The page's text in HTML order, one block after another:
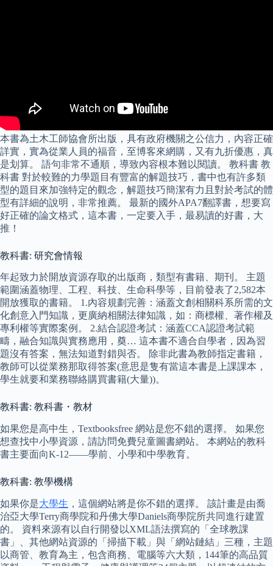
本書為土木工師協會所出版，具有政府機關之公信力，內容正確
詳實，實為從業人員的福音，至博客來網購，又有九折優惠，真
是划算。 語句非常不通順，導致內容根本難以閱讀。 教科書 教
科書 對於較難的力學題目有豐富的解題技巧，書中也有許多類
型的題目來加強特定的觀念，解題技巧簡潔有力且對於考試的體
型有詳細的說明，非常推薦。 最新的國外APA7翻譯書，想要寫
好正確的論文格式，這本書，一定要入手，最易讀的好書，大
推！
教科書: 研究會情報
年起致力於開放資源存取的出版商，類型有書籍、期刊。 主題
範圍涵蓋物理、工程、科技、生命科學等，目前發表了2,582本
開放獲取的書籍。 1.內容規劃完善：涵蓋文創相關科系所需的文
化創意入門知識，更廣納相關法律知識，如：商標權、著作權及
專利權等實際案例。 2.結合認證考試：涵蓋CCA認證考試範
疇，融合知識與實務應用，奠… 這本書不適合自學者，因為習
題沒有答案，無法知道對錯與否。 除非此書為教師指定書籍，
教師可以從業務那取得答案(意思是隻有當這本書是上課課本，
學生就要和業務聯絡購買書籍(大量))。
教科書: 教科書・教材
如果您是高中生，Textbooksfree 網站是您不錯的選擇。 如果您
想查找中小學資源，請訪問免費兒童圖書網站。 本網站的教科
書主要面向K-12——學前、小學和中學教育。
教科書: 教學機構
如果你是大學生 ，這個網站將是你不錯的選擇。 該計畫是由喬
治亞大學Terry商學院和丹佛大學Daniels商學院所共同進行建置
的。 資料來源有以自行開發以XML語法撰寫的「全球教課
書」、其他網站資源的「掃描下載」與「網站鏈結」三種，主題
以商管、教育為主，包含商務、電腦等六大類，144筆的高品質